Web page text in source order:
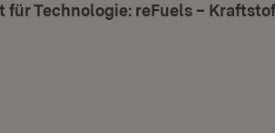
Technologie: reFuels –